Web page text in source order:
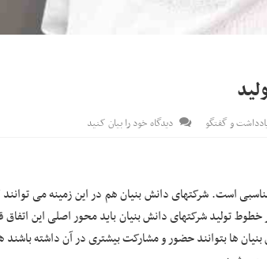
و گفتگو دیدگاه خود را بیان کنید
است. شرکتهای دانش بنیان هم در این زمینه می
تولید شرکتهای دانش بنیان باید محور اصلی این اتفاق
ها بتوانند حضور و مشارکت بیشتری در آن داشته باشند